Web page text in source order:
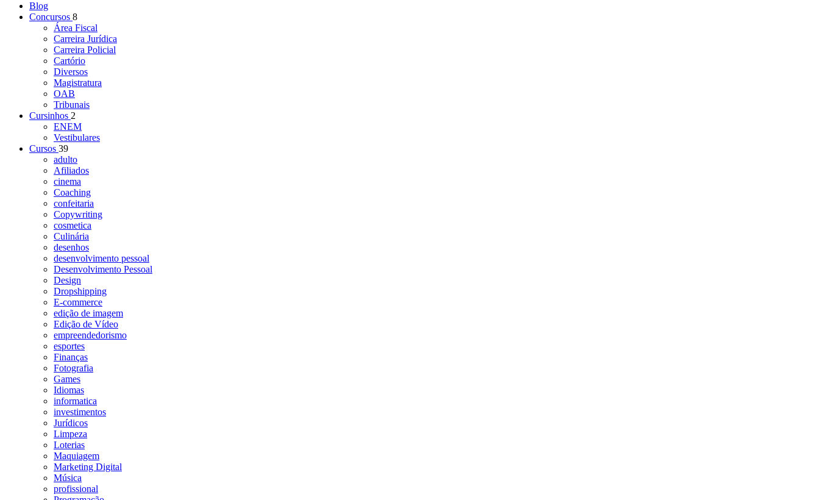
Blog
Concursos 8
Área Fiscal
Carreira Jurídica
Carreira Policial
Cartório
Diversos
Magistratura
OAB
Tribunais
Cursinhos 2
ENEM
Vestibulares
Cursos 39
adulto
Afiliados
cinema
Coaching
confeitaria
Copywriting
cosmetica
Culinária
desenhos
desenvolvimento pessoal
Desenvolvimento Pessoal
Design
Dropshipping
E-commerce
edição de imagem
Edição de Vídeo
empreendedorismo
esportes
Finanças
Fotografia
Games
Idiomas
informatica
investimentos
Jurídicos
Limpeza
Loterias
Maquiagem
Marketing Digital
Música
profissional